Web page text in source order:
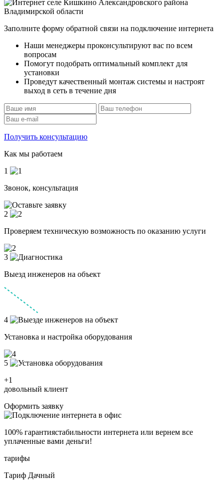
Заполните форму обратной связи на подключение интернета
Наши менеджеры проконсультируют вас по всем
вопросам
Помогут подобрать оптимальный комплект для
установки
Проведут качественный монтаж системы и настроят
выход в сеть в течение дня
Получить консультацию
Как мы работаем
1
Звонок, консультация
2
Проверяем техническую возможность по оказанию услуги
3
Выезд инженеров на объект
4
Установка и настройка оборудования
5
+1
довольный клиент
Оформить заявку
100% гарантиястабильности интернета или вернем все
уплаченные вами деньги!
тарифы
Тариф Дачный